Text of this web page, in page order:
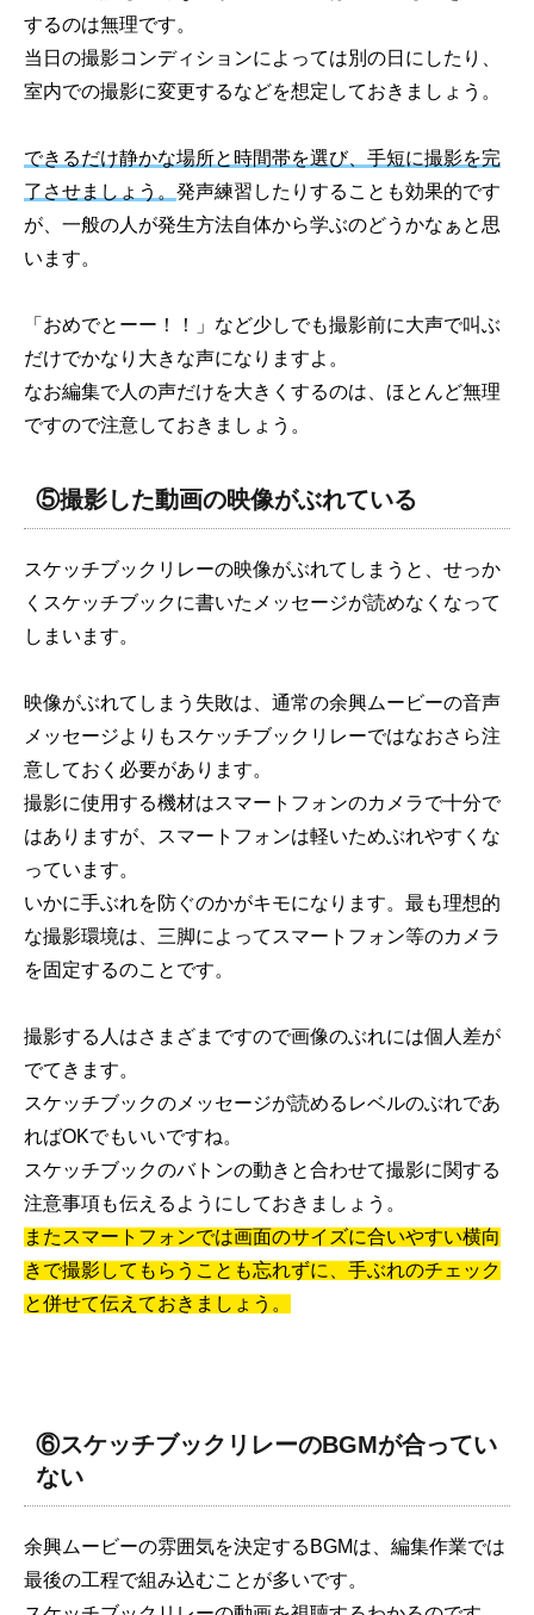
するのは無理です。
当日の撮影コンディションによっては別の日にしたり、
室内での撮影に変更するなどを想定しておきましょう。
できるだけ静かな場所と時間帯を選び、手短に撮影を完
了させましょう。 発声練習したりすることも効果的です
が、一般の人が発生方法自体から学ぶのどうかなぁと思
います。
「おめでとーー！！」など少しでも撮影前に大声で叫ぶ
だけでかなり大きな声になりますよ。
なお編集で人の声だけを大きくするのは、ほとんど無理
ですので注意しておきましょう。
⑤撮影した動画の映像がぶれている
スケッチブックリレーの映像がぶれてしまうと、せっか
くスケッチブックに書いたメッセージが読めなくなって
しまいます。
映像がぶれてしまう失敗は、通常の余興ムービーの音声
メッセージよりもスケッチブックリレーではなおさら注
意しておく必要があります。
撮影に使用する機材はスマートフォンのカメラで十分で
はありますが、スマートフォンは軽いためぶれやすくな
っています。
いかに手ぶれを防ぐのかがキモになります。最も理想的
な撮影環境は、三脚によってスマートフォン等のカメラ
を固定するのことです。
撮影する人はさまざまですので画像のぶれには個人差が
でてきます。
スケッチブックのメッセージが読めるレベルのぶれであ
ればOKでもいいですね。
スケッチブックのバトンの動きと合わせて撮影に関する
注意事項も伝えるようにしておきましょう。
またスマートフォンでは画面のサイズに合いやすい横向
きで撮影してもらうことも忘れずに、手ぶれのチェック
と併せて伝えておきましょう。
⑥スケッチブックリレーのBGMが合ってい
ない
余興ムービーの雰囲気を決定するBGMは、編集作業では
最後の工程で組み込むことが多いです。